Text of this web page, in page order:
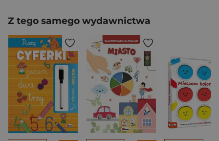
Z tego samego wydawnictwa